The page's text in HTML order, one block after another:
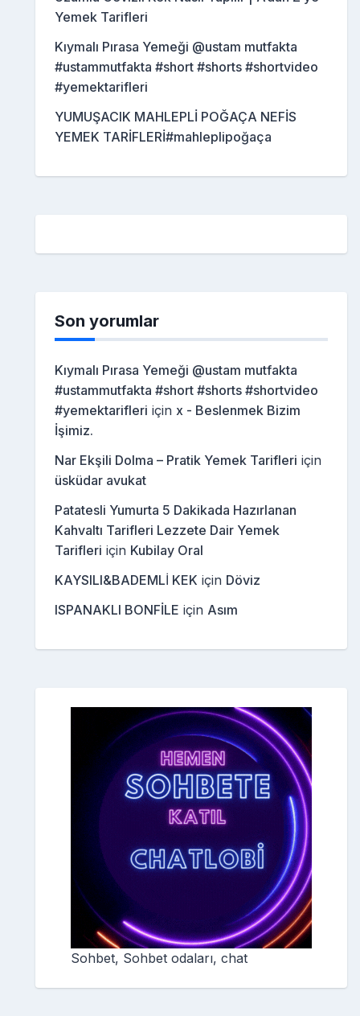
Yemek Tarifleri
Kıymalı Pırasa Yemeği @ustam mutfakta
#ustammutfakta #short #shorts #shortvideo
#yemektarifleri
YUMUŞACIK MAHLEPLİ POĞAÇA NEFİS
YEMEK TARİFLERİ#mahleplipoğaça
Son yorumlar
Kıymalı Pırasa Yemeği @ustam mutfakta
#ustammutfakta #short #shorts #shortvideo
#yemektarifleri için x - Beslenmek Bizim
İşimiz.
Nar Ekşili Dolma – Pratik Yemek Tarifleri için
üsküdar avukat
Patatesli Yumurta 5 Dakikada Hazırlanan
Kahvaltı Tarifleri Lezzete Dair Yemek
Tarifleri için Kubilay Oral
KAYSILI&BADEMLİ KEK için Döviz
ISPANAKLI BONFİLE için Asım
Sohbet, Sohbet odaları, chat